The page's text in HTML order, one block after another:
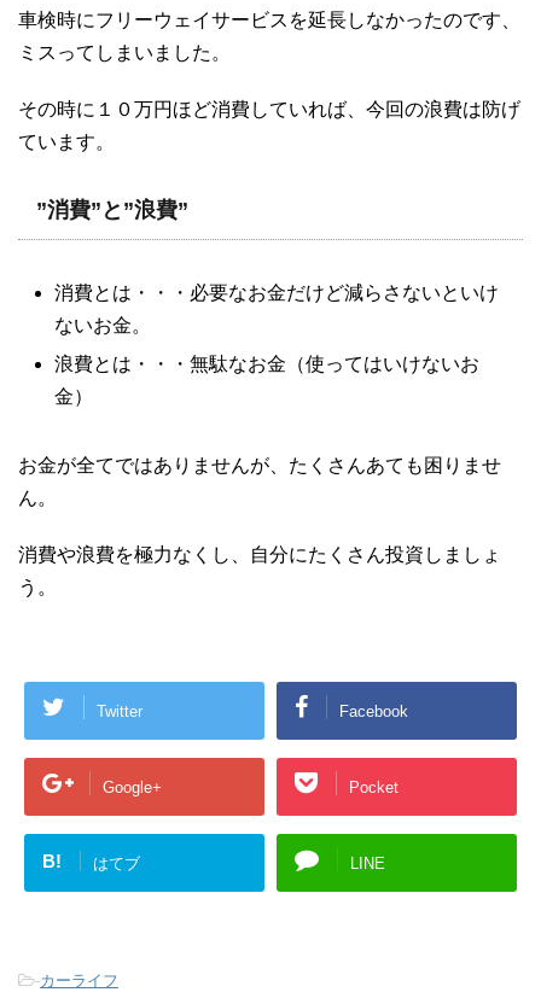
車検時にフリーウェイサービスを延長しなかったのです、
ミスってしまいました。
その時に１０万円ほど消費していれば、今回の浪費は防げ
ています。
”消費”と”浪費”
消費とは・・・必要なお金だけど減らさないといけ
ないお金。
浪費とは・・・無駄なお金（使ってはいけないお
金）
お金が全てではありませんが、たくさんあても困りませ
ん。
消費や浪費を極力なくし、自分にたくさん投資しましょ
う。
Twitter Facebook
Google+ Pocket
B! はてブ LINE
-カーライフ